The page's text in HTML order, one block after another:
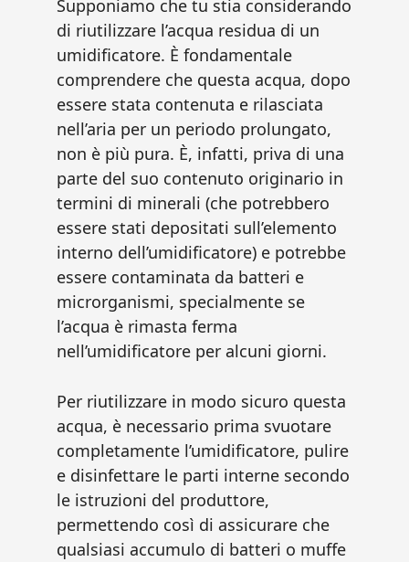
Supponiamo che tu stia considerando
di riutilizzare l’acqua residua di un
umidificatore. È fondamentale
comprendere che questa acqua, dopo
essere stata contenuta e rilasciata
nell’aria per un periodo prolungato,
non è più pura. È, infatti, priva di una
parte del suo contenuto originario in
termini di minerali (che potrebbero
essere stati depositati sull’elemento
interno dell’umidificatore) e potrebbe
essere contaminata da batteri e
microrganismi, specialmente se
l’acqua è rimasta ferma
nell’umidificatore per alcuni giorni.
Per riutilizzare in modo sicuro questa
acqua, è necessario prima svuotare
completamente l’umidificatore, pulire
e disinfettare le parti interne secondo
le istruzioni del produttore,
permettendo così di assicurare che
qualsiasi accumulo di batteri o muffe